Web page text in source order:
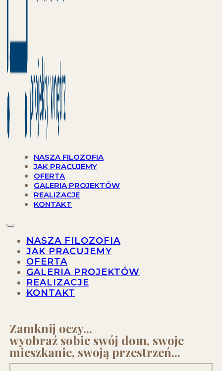
NASZA FILOZOFIA
JAK PRACUJEMY
OFERTA
GALERIA PROJEKTÓW
REALIZACJE
KONTAKT
NASZA FILOZOFIA
JAK PRACUJEMY
OFERTA
GALERIA PROJEKTÓW
REALIZACJE
KONTAKT
Zamknij oczy...
wyobraź sobie swój dom, swoje
mieszkanie, swoją przestrzeń...